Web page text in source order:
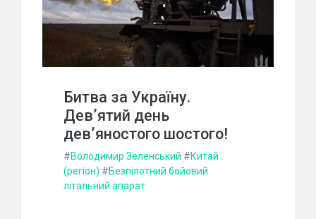
Битва за Україну.
Дев’ятий день
дев’яностого шостого!
#Володимир Зеленський #Китай
(регіон) #Безпілотний бойовий
літальний апарат